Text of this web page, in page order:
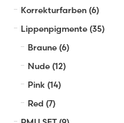
Korrekturfarben (6)
Lippenpigmente (35)
Braune (6)
Nude (12)
Pink (14)
Red (7)